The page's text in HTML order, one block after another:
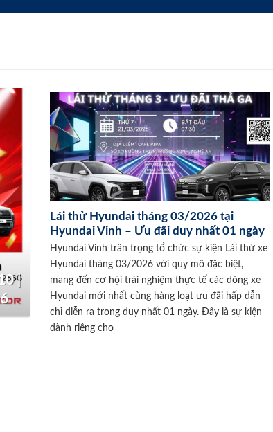
|
Lái thử Hyundai tháng 03/2026 tại
Hyundai Vinh – Ưu đãi duy nhất 01 ngày
Hyundai Vinh trân trọng tổ chức sự kiện Lái thử xe
Hyundai tháng 03/2026 với quy mô đặc biệt,
mang đến cơ hội trải nghiệm thực tế các dòng xe
Hyundai mới nhất cùng hàng loạt ưu đãi hấp dẫn
chỉ diễn ra trong duy nhất 01 ngày. Đây là sự kiện
dành riêng cho